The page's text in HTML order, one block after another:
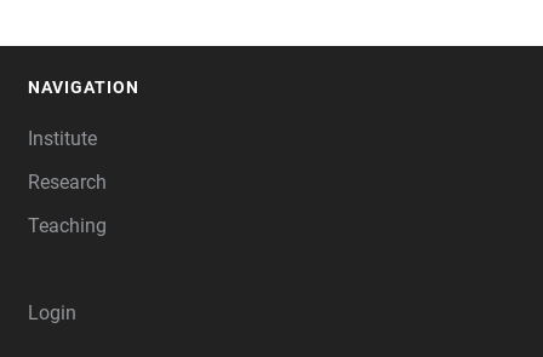
NAVIGATION
Institute
Research
Teaching
Login